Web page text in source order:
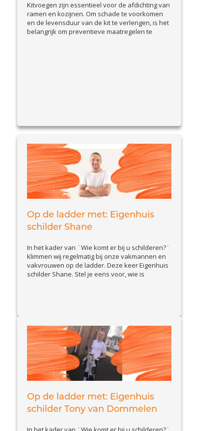
Kitvoegen zijn essentieel voor de afdichting van
ramen en kozijnen. Om schade te voorkomen
en de levensduur van de kit te verlengen, is het
belangrijk om preventieve maatregelen te
Op de ladder met: Eigenhuis
schilder Shane
In het kader van ¨Wie komt er bij u schilderen?¨
klimmen wij regelmatig bij onze vakmannen en
vakvrouwen op de ladder. Deze keer Eigenhuis
schilder Shane. Stel je eens voor, wie is
Op de ladder met: Eigenhuis
schilder Tony van Dommelen